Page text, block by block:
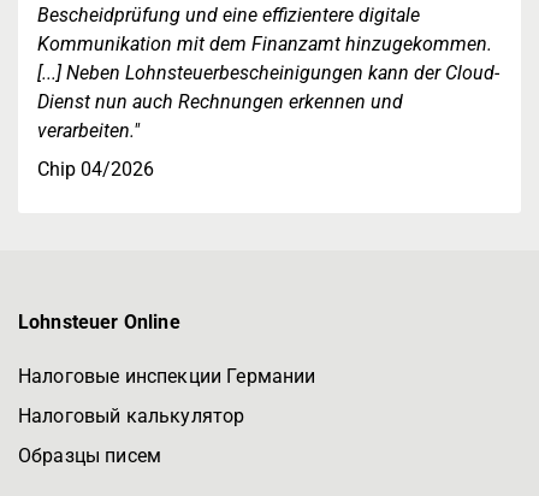
Bescheidprüfung und eine effizientere digitale
Kommunikation mit dem Finanzamt hinzugekommen.
[...] Neben Lohnsteuerbescheinigungen kann der Cloud-
Dienst nun auch Rechnungen erkennen und
verarbeiten."
Chip 04/2026
Lohnsteuer Online
Налоговые инспекции Германии
Налоговый калькулятор
Образцы писем